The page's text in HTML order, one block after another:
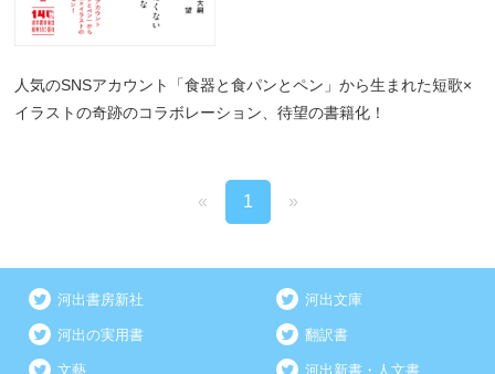
人気のSNSアカウント「食器と食パンとペン」から生まれた短歌×
イラストの奇跡のコラボレーション、待望の書籍化！
« 1 »
河出書房新社 河出文庫
河出の実用書 翻訳書
文藝 河出新書・人文書